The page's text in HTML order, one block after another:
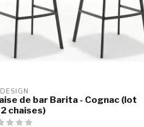
de bar Barita - Cognac (lot
chaises)